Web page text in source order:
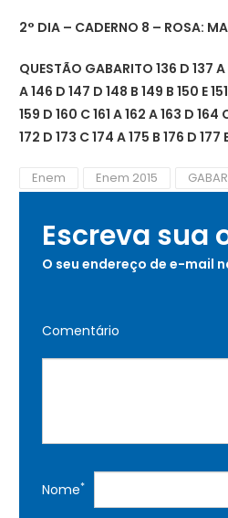
2° DIA – CADERNO 8 – ROSA:
QUESTÃO GABARITO 136 D 137 A
A 146 D 147 D 148 B 149 B 150 E
159 D 160 C 161 A 162 A 163 D 164
172 D 173 C 174 A 175 B 176 D 177
Enem Enem 2015
Escreva sua
O seu endereço de e-mail
Comentário
Nome*